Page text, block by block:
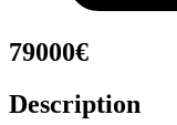
79000€
Description